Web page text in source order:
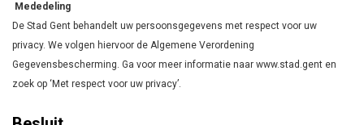
Mededeling
De Stad Gent behandelt uw persoonsgegevens met respect voor uw
privacy. We volgen hiervoor de Algemene Verordening
Gegevensbescherming. Ga voor meer informatie naar www.stad.gent en
zoek op ‘Met respect voor uw privacy’.